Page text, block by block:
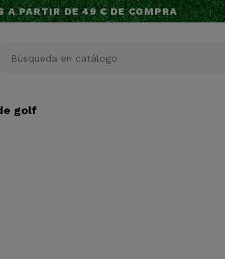
A PARTIR DE 49 € DE COMPRA
golf